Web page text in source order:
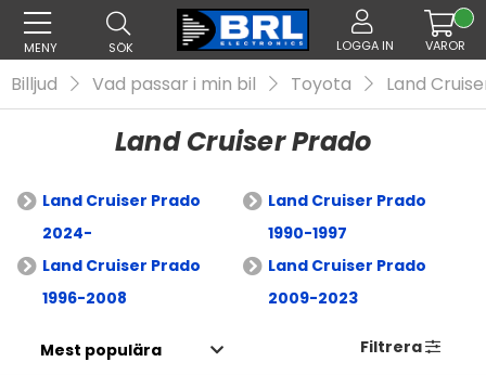
MENY SÖK LOGGA IN VAROR
Billjud Vad passar i min bil Toyota Land
Land Cruiser Prado
Land Cruiser Prado
2024-
Land Cruiser Prado
1990-1997
Land Cruiser Prado
1996-2008
Land Cruiser Prado
2009-2023
Filtrera